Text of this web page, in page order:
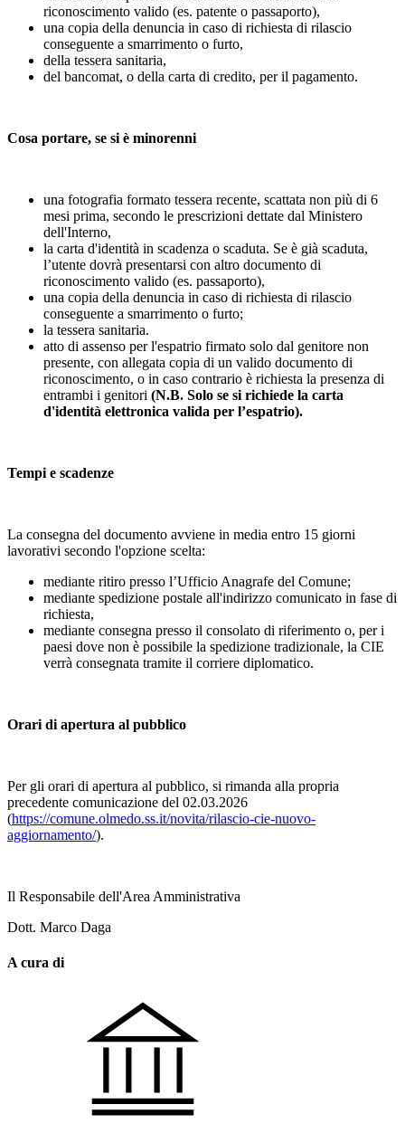
riconoscimento valido (es. patente o passaporto),
una copia della denuncia in caso di richiesta di rilascio
conseguente a smarrimento o furto,
della tessera sanitaria,
del bancomat, o della carta di credito, per il pagamento.
Cosa portare, se si è minorenni
una fotografia formato tessera recente, scattata non più di 6
mesi prima, secondo le prescrizioni dettate dal Ministero
dell'Interno,
la carta d'identità in scadenza o scaduta. Se è già scaduta,
l’utente dovrà presentarsi con altro documento di
riconoscimento valido (es. passaporto),
una copia della denuncia in caso di richiesta di rilascio
conseguente a smarrimento o furto;
la tessera sanitaria.
atto di assenso per l'espatrio firmato solo dal genitore non
presente, con allegata copia di un valido documento di
riconoscimento, o in caso contrario è richiesta la presenza di
entrambi i genitori (N.B. Solo se si richiede la carta
d'identità elettronica valida per l’espatrio).
Tempi e scadenze
La consegna del documento avviene in media entro 15 giorni
lavorativi secondo l'opzione scelta:
mediante ritiro presso l’Ufficio Anagrafe del Comune;
mediante spedizione postale all'indirizzo comunicato in fase di
richiesta,
mediante consegna presso il consolato di riferimento o, per i
paesi dove non è possibile la spedizione tradizionale, la CIE
verrà consegnata tramite il corriere diplomatico.
Orari di apertura al pubblico
Per gli orari di apertura al pubblico, si rimanda alla propria
precedente comunicazione del 02.03.2026
(https://comune.olmedo.ss.it/novita/rilascio-cie-nuovo-
aggiornamento/).
Il Responsabile dell'Area Amministrativa
Dott. Marco Daga
A cura di